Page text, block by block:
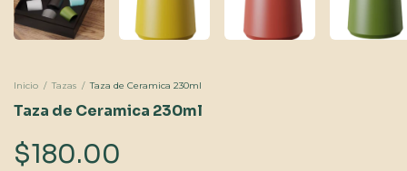
Inicio / Tazas / Taza de Ceramica 230ml
Taza de Ceramica 230ml
$180.00